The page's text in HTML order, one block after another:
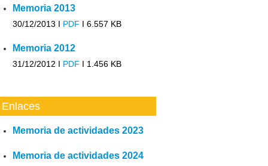
Memoria 2013
30/12/2013 I PDF I 6.557 KB
Memoria 2012
31/12/2012 I PDF I 1.456 KB
Enlaces
Memoria de actividades 2023
Memoria de actividades 2024